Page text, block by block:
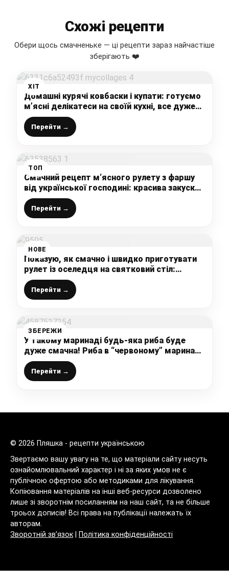
Схожі рецепти
Обери щось смачненьке — ці рецепти зараз найчастіше
зберігають ❤️
ХІТ
Домашні курячі ковбаски і купати: готуємо
м’ясні делікатеси на своїй кухні, все дуже
просто і легко, а виходить нереально
смачно і ароматно
Перейти →
ТОП
Смачний рецепт м‘ясного рулету з фаршу
від української господині: красива закуска
до будь-якого столу
Перейти →
НОВЕ
Показую, як смачно і швидко приготувати
рулет із оселедця на святковий стіл:
оригінальна і дуже смачна закуска, яку
оцінять всі
Перейти →
ЗБЕРЕЖИ
У такому маринаді будь-яка риба буде
дуже смачна! Риба в “червоному” маринаді
– смачнішої я ще не їла
Перейти →
© 2026 Пляшка - рецепти українською
Звертаємо вашу увагу на те, що матеріали сайту несуть
ознайомлювальний характер і ні за яких умов не є
публічною офертою або методиками для лікування.
Копіювання матеріалів на інші веб-ресурси дозволено
лише зі зворотнім посиланням на наш сайт, та не більше
троьох дописів! Всі права на публікації належать їх
авторам.
Зворотній зв’язок
Політика конфіденційності